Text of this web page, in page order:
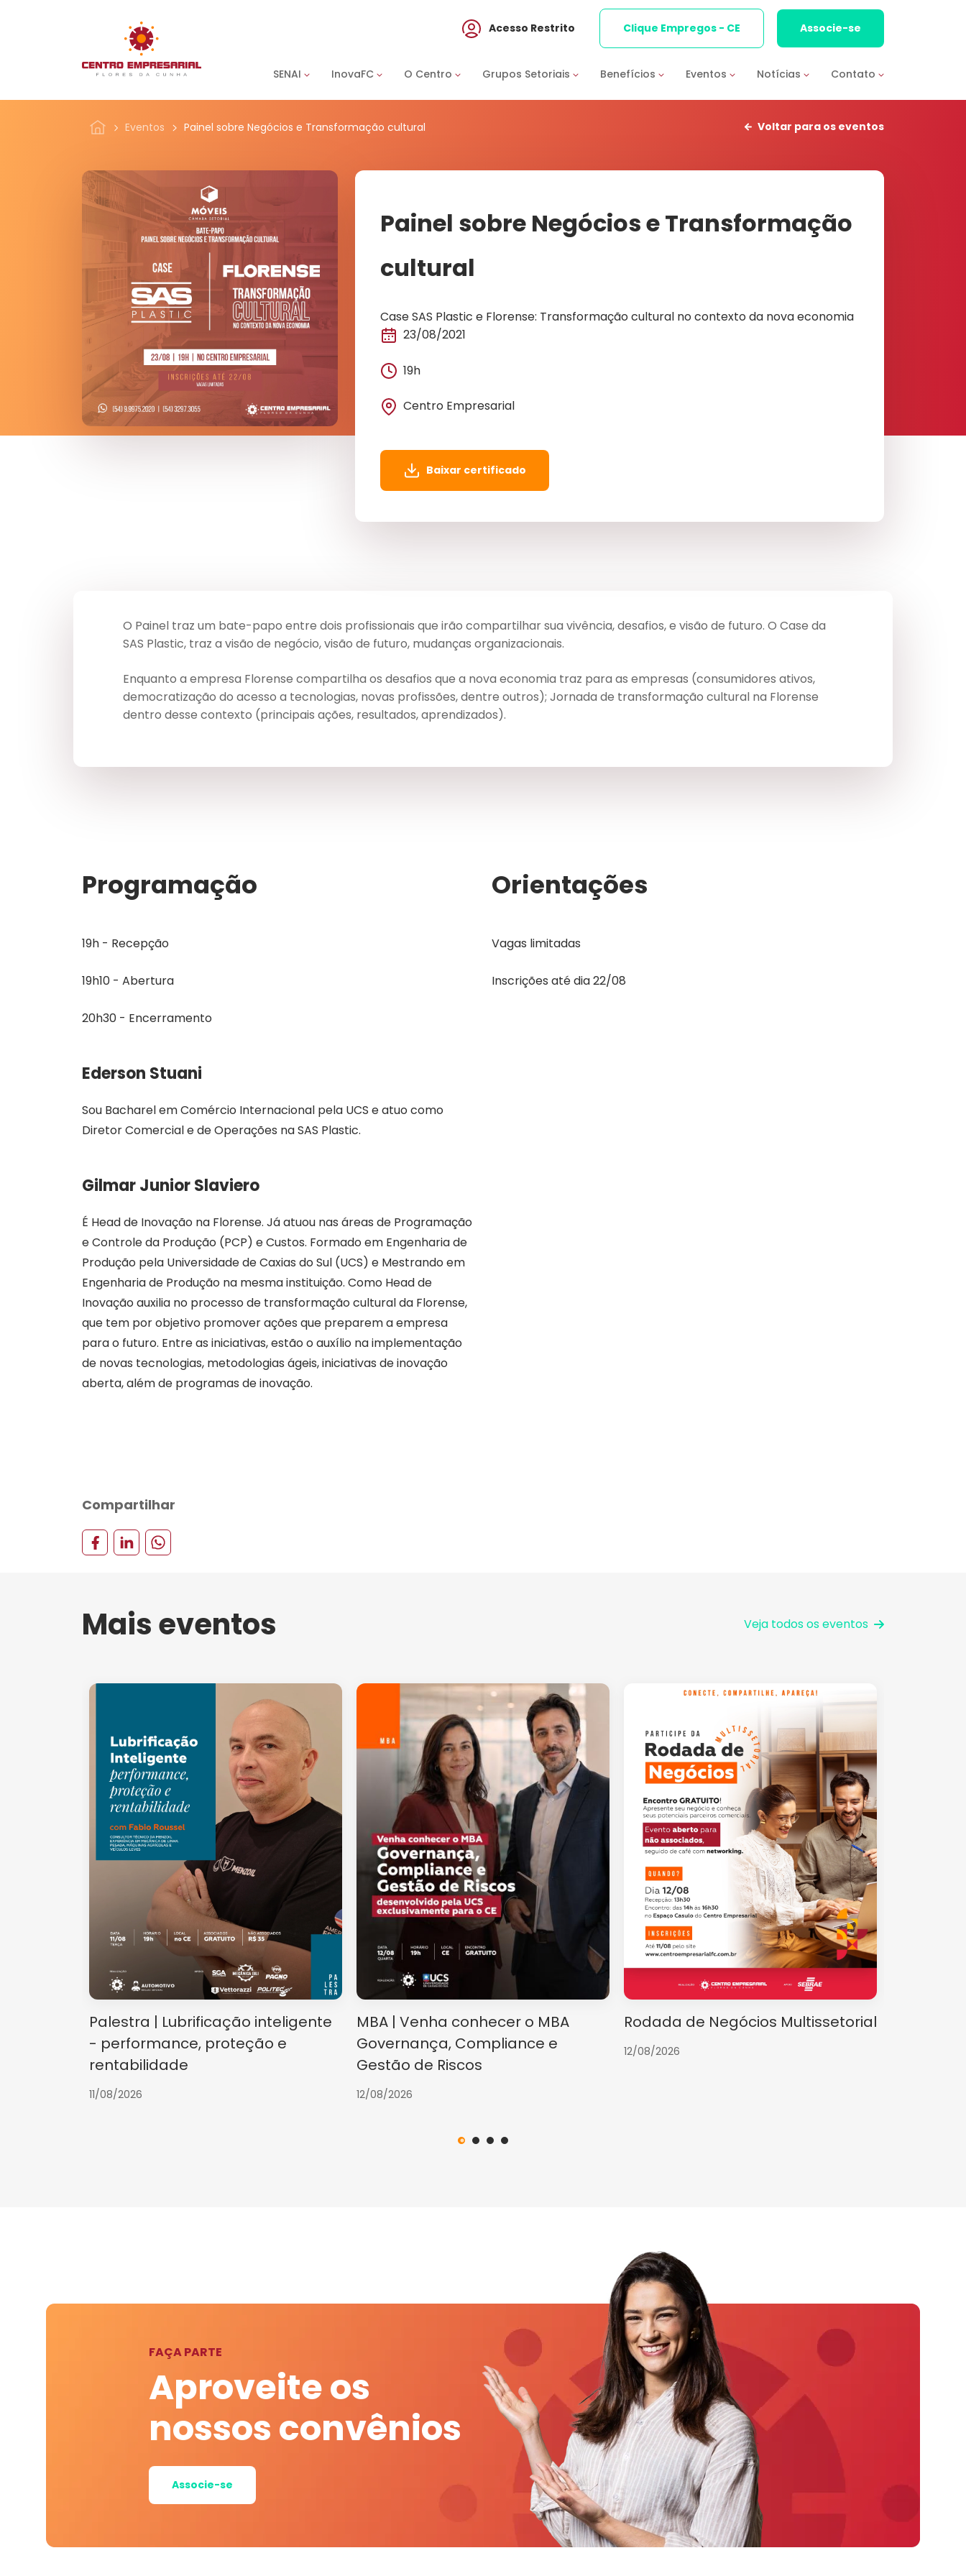
SENAI InovaFC O Centro Grupos Setoriais Benefícios Eventos Notícias Contato
Acesso Restrito Clique Empregos - CE Associe-se
Eventos Painel sobre Negócios e Transformação cultural Voltar para os eventos
Painel sobre Negócios e Transformação
cultural
Case SAS Plastic e Florense: Transformação cultural no contexto da nova economia
23/08/2021
19h
Centro Empresarial
Baixar certificado
O Painel traz um bate-papo entre dois profissionais que irão compartilhar sua vivência, desafios, e visão de futuro. O Case da
SAS Plastic, traz a visão de negócio, visão de futuro, mudanças organizacionais.
Enquanto a empresa Florense compartilha os desafios que a nova economia traz para as empresas (consumidores ativos,
democratização do acesso a tecnologias, novas profissões, dentre outros); Jornada de transformação cultural na Florense
dentro desse contexto (principais ações, resultados, aprendizados).
Programação
19h - Recepção
19h10 - Abertura
20h30 - Encerramento
Ederson Stuani
Sou Bacharel em Comércio Internacional pela UCS e atuo como
Diretor Comercial e de Operações na SAS Plastic.
Gilmar Junior Slaviero
É Head de Inovação na Florense. Já atuou nas áreas de Programação
e Controle da Produção (PCP) e Custos. Formado em Engenharia de
Produção pela Universidade de Caxias do Sul (UCS) e Mestrando em
Engenharia de Produção na mesma instituição. Como Head de
Inovação auxilia no processo de transformação cultural da Florense,
que tem por objetivo promover ações que preparem a empresa
para o futuro. Entre as iniciativas, estão o auxílio na implementação
de novas tecnologias, metodologias ágeis, iniciativas de inovação
aberta, além de programas de inovação.
Orientações
Vagas limitadas
Inscrições até dia 22/08
Compartilhar
Mais eventos Veja todos os eventos
Palestra | Lubrificação inteligente
- performance, proteção e
rentabilidade
11/08/2026
MBA | Venha conhecer o MBA
Governança, Compliance e
Gestão de Riscos
12/08/2026
Rodada de Negócios Multissetorial
12/08/2026
FAÇA PARTE
Aproveite os
nossos convênios
Associe-se